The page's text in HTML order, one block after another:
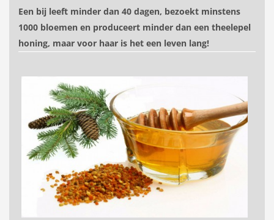
Een bij leeft minder dan 40 dagen, bezoekt minstens
1000 bloemen en produceert minder dan een theelepel
honing, maar voor haar is het een leven lang!